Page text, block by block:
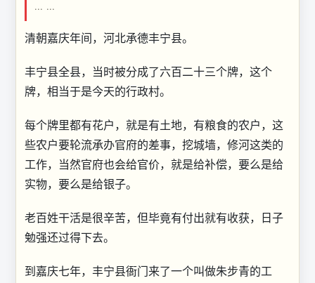
... ...
清朝嘉庆年间，河北承德丰宁县。
丰宁县全县，当时被分成了六百二十三个牌，这个
牌，相当于是今天的行政村。
每个牌里都有花户，就是有土地，有粮食的农户，这
些农户要轮流承办官府的差事，挖城墙，修河这类的
工作，当然官府也会给官价，就是给补偿，要么是给
实物，要么是给银子。
老百姓干活是很辛苦，但毕竟有付出就有收获，日子
勉强还过得下去。
到嘉庆七年，丰宁县衙门来了一个叫做朱步青的工